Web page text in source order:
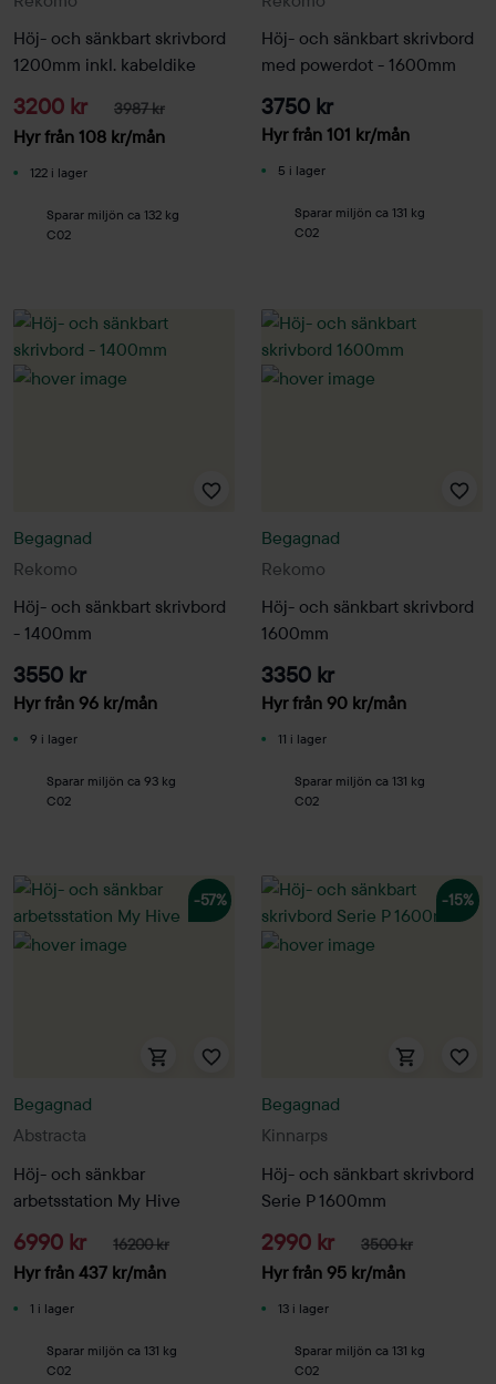
Höj- och sänkbart skrivbord
1200mm inkl. kabeldike
3200 kr 3987 kr
Hyr från 108 kr/mån
122 i lager
Sparar miljön ca 132 kg
C02
Höj- och sänkbart skrivbord
med powerdot - 1600mm
3750 kr
Hyr från 101 kr/mån
5 i lager
Sparar miljön ca 131 kg
C02
Rekomo
Begagnad
Höj- och sänkbart skrivbord
- 1400mm
3550 kr
Hyr från 96 kr/mån
9 i lager
Sparar miljön ca 93 kg
C02
Rekomo
Begagnad
Höj- och sänkbart skrivbord
1600mm
3350 kr
Hyr från 90 kr/mån
11 i lager
Sparar miljön ca 131 kg
C02
-57%
Abstracta
Begagnad
Höj- och sänkbar
arbetsstation My Hive
6990 kr 16200 kr
Hyr från 437 kr/mån
1 i lager
Sparar miljön ca 131 kg
C02
-15%
Kinnarps
Begagnad
Höj- och sänkbart skrivbord
Serie P 1600mm
2990 kr 3500 kr
Hyr från 95 kr/mån
13 i lager
Sparar miljön ca 131 kg
C02